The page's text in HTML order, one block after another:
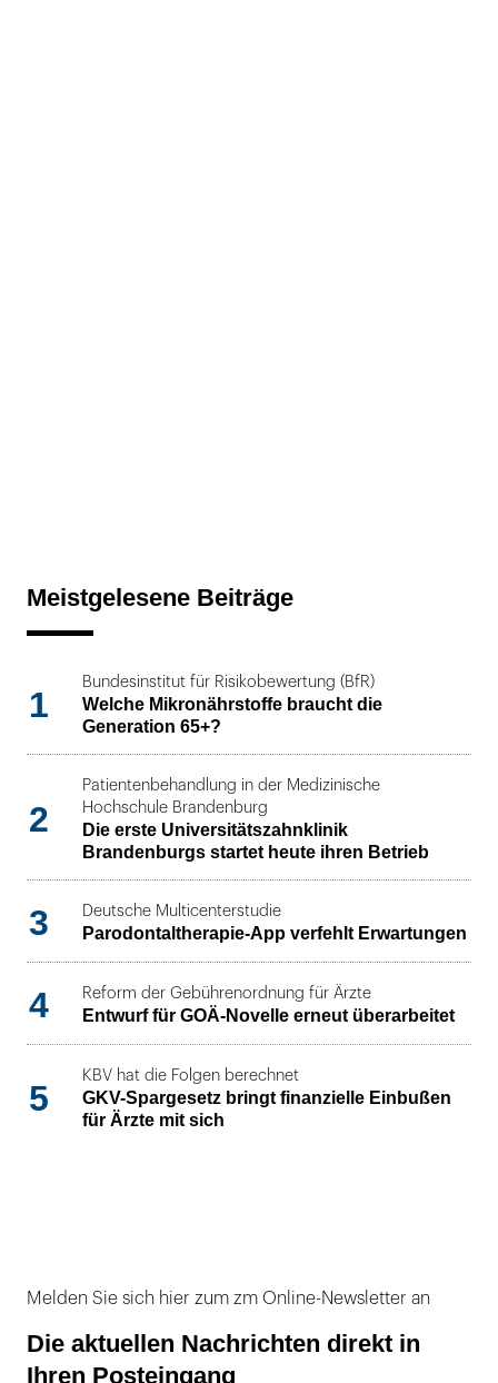
Meistgelesene Beiträge
1
Bundesinstitut für Risikobewertung (BfR)
Welche Mikronährstoffe braucht die
Generation 65+?
2
Patientenbehandlung in der Medizinische
Hochschule Brandenburg
Die erste Universitätszahnklinik
Brandenburgs startet heute ihren Betrieb
3 Deutsche Multicenterstudie
Parodontaltherapie-App verfehlt Erwartungen
4 Reform der Gebührenordnung für Ärzte
Entwurf für GOÄ-Novelle erneut überarbeitet
5
KBV hat die Folgen berechnet
GKV-Spargesetz bringt finanzielle Einbußen
für Ärzte mit sich
Melden Sie sich hier zum zm Online-Newsletter an
Die aktuellen Nachrichten direkt in
Ihren Posteingang